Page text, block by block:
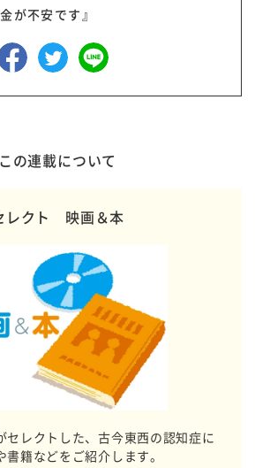
が不安です』
この連載について
レクト 映画＆本
セレクトした、古今東西の認知症に
籍などをご紹介します。